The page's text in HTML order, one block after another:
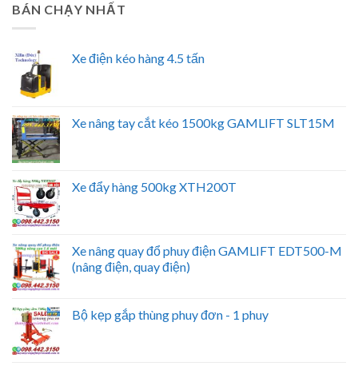
BÁN CHẠY NHẤT
Xe điện kéo hàng 4.5 tấn
Xe nâng tay cắt kéo 1500kg GAMLIFT SLT15M
Xe đẩy hàng 500kg XTH200T
Xe nâng quay đổ phuy điện GAMLIFT EDT500-M
(nâng điện, quay điện)
Bộ kẹp gắp thùng phuy đơn - 1 phuy